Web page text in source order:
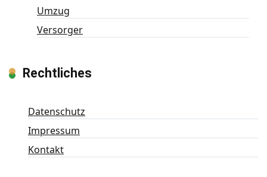
Umzug
Versorger
Rechtliches
Datenschutz
Impressum
Kontakt